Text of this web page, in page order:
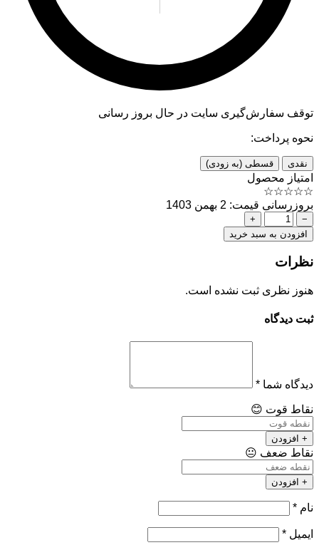
توقف سفارش‌گیری سایت در حال بروز رسانی
نحوه پرداخت:
نقدی قسطی (به زودی)
امتیاز محصول
☆
☆
☆
☆
☆
بروزرسانی قیمت: 2 بهمن 1403
−
+
افزودن به سبد خرید
نظرات
هنوز نظری ثبت نشده است.
ثبت دیدگاه
دیدگاه شما *
نقاط قوت 😊
+ افزودن
نقاط ضعف 😐
+ افزودن
نام *
ایمیل *